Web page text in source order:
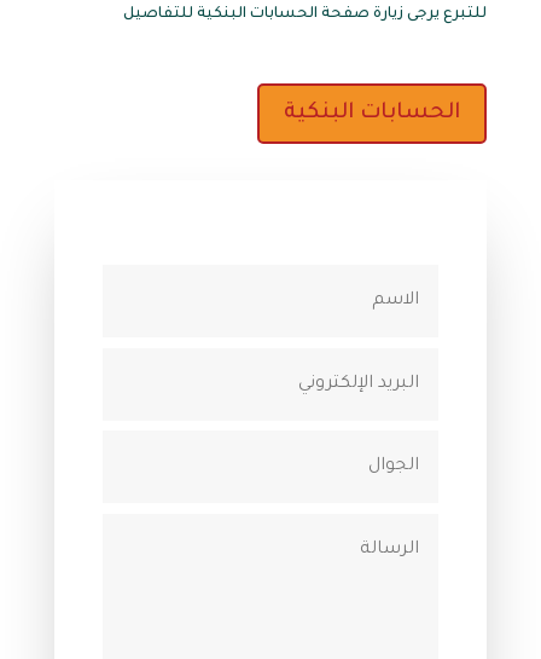
للتبرع يرجى زيارة صفحة الحسابات البنكية للتفاصيل
الحسابات البنكية